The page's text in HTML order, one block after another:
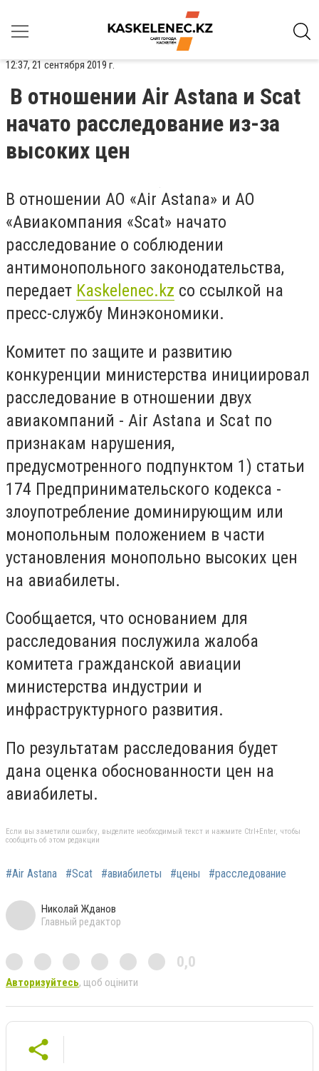
12:37, 21 сентября 2019 г.
В отношении Air Astana и Scat
начато расследование из-за
высоких цен
В отношении АО «Air Astana» и АО
«Авиакомпания «Scat» начато
расследование о соблюдении
антимонопольного законодательства,
передает Kaskelenec.kz со ссылкой на
пресс-службу Минэкономики.
Комитет по защите и развитию
конкуренции министерства инициировал
расследование в отношении двух
авиакомпаний - Air Astana и Scat по
признакам нарушения,
предусмотренного подпунктом 1) статьи
174 Предпринимательского кодекса -
злоупотребление доминирующим или
монопольным положением в части
установления монопольно высоких цен
на авиабилеты.
Сообщается, что основанием для
расследования послужила жалоба
комитета гражданской авиации
министерства индустрии и
инфраструктурного развития.
По результатам расследования будет
дана оценка обоснованности цен на
авиабилеты.
Если вы заметили ошибку, выделите необходимый текст и нажмите Ctrl+Enter, чтобы
сообщить об этом редакции
#Air Astana #Scat #авиабилеты #цены #расследование
Николай Жданов
Главный редактор
0,0
Авторизуйтесь, щоб оцінити